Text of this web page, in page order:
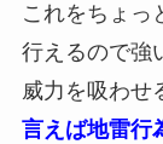
これをちょっ
行えるので強
威力を吸わせ
言えば地雷行